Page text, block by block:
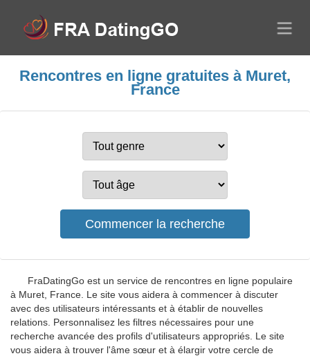
Rencontres en ligne gratuites à Muret,
France
FraDatingGo est un service de rencontres en ligne populaire
à Muret, France. Le site vous aidera à commencer à discuter
avec des utilisateurs intéressants et à établir de nouvelles
relations. Personnalisez les filtres nécessaires pour une
recherche avancée des profils d'utilisateurs appropriés. Le site
vous aidera à trouver l'âme sœur et à élargir votre cercle de